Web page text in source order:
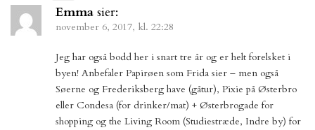
Emma sier:
november 6, 2017, kl. 22:28
Jeg har også bodd her i snart tre år og er helt forelsket i
byen! Anbefaler Papirøen som Frida sier – men også
Søerne og Frederiksberg have (gåtur), Pixie på Østerbro
eller Condesa (for drinker/mat) + Østerbrogade for
shopping og the Living Room (Studiestræde, Indre by) for